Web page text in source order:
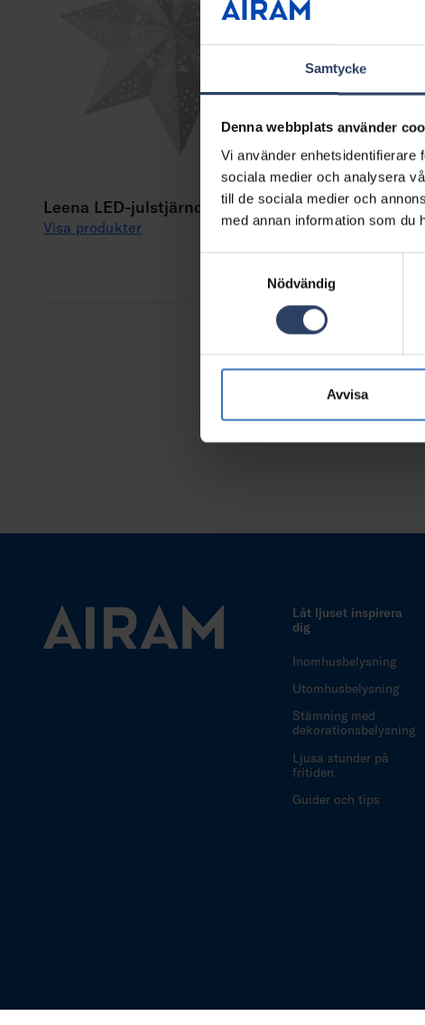
Samtycke
Denna webbplats använder
Vi använder enhetsidentifierare
sociala medier och analysera
till de sociala medier och
med annan information som du
Nödvändig
Avvisa
Leena LED-julstjärnor
Visa produkter
Låt ljuset inspirera
dig
Inomhusbelysning
Utomhusbelysning
Stämning med
dekorationsbelysning
Ljusa stunder på
fritiden
Guider och tips